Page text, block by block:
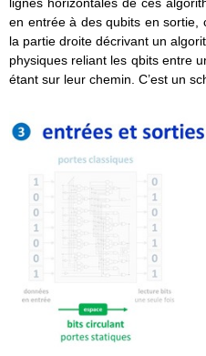
lignes horizontales de ces
en entrée à des qubits en sortie,
la partie droite décrivant un
physiques reliant les qbits entre
étant sur leur chemin. C’est un